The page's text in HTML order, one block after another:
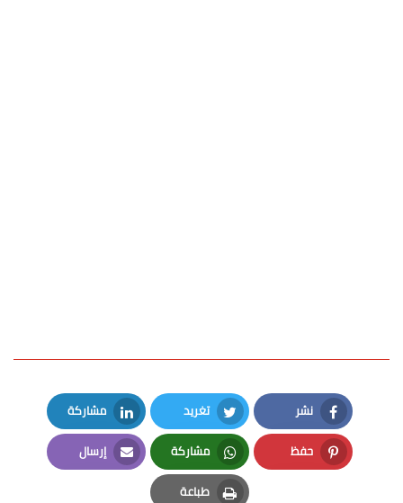
نشر
Facebook
تغريد
Twitter
مشاركة
LinkedIn
حفظ
Pinterest
مشاركة
Whatsapp
إرسال
Email
طباعة